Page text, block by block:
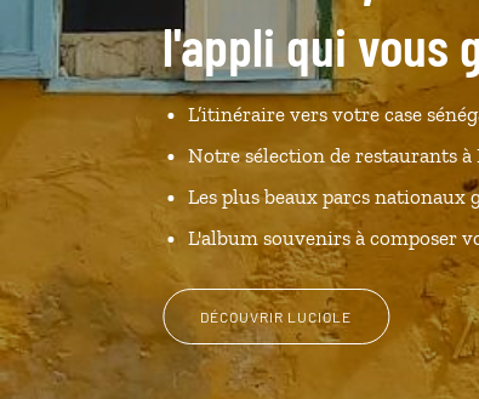
l'appli qui vous
L’itinéraire vers votre case
Notre sélection de restaurants à
Les plus beaux parcs nationaux
L'album souvenirs à composer
DÉCOUVRIR LUCIOLE